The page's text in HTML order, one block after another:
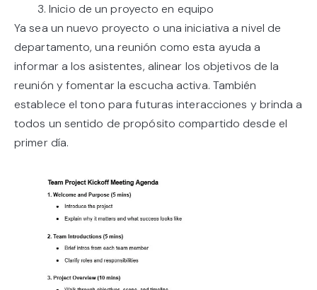
3. Inicio de un proyecto en equipo
Ya sea un nuevo proyecto o una iniciativa a nivel de
departamento, una reunión como esta ayuda a
informar a los asistentes, alinear los objetivos de la
reunión y fomentar la escucha activa. También
establece el tono para futuras interacciones y brinda a
todos un sentido de propósito compartido desde el
primer día.